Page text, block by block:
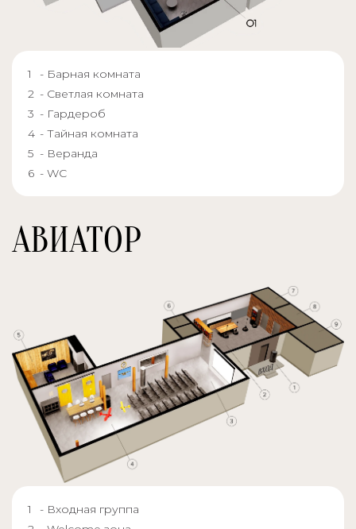
- Барная комната
- Светлая комната
- Гардероб
- Тайная комната
- Веранда
- WC
АВИАТОР
- Входная группа